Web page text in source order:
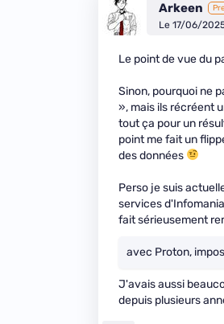
Arkeen
Le 17/06/
Le point de vue du
Sinon, pourquoi ne
», mais ils récréent
tout ça pour un
point me fait un
des données
Perso je suis
services
fait sérieusement
avec Proton,
J'avais aussi
depuis plusieurs